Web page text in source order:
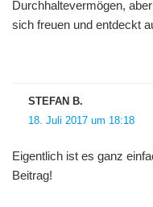
Durchhaltevermögen,
sich freuen und entdeckt
STEFAN B.
18. Juli 2017 um 18:18
Eigentlich ist es ganz
Beitrag!